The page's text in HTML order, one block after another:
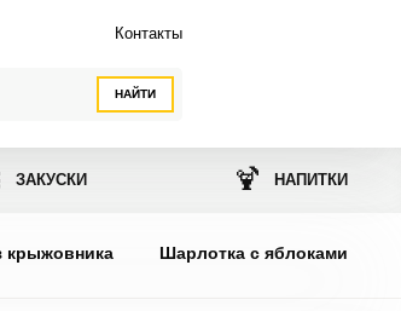
НАЙТИ
Контакты
ЗАКУСКИ 🍹 НАПИТКИ
крыжовника Шарлотка с яблоками